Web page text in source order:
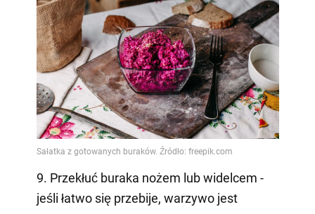
9. Przekłuć buraka nożem lub widelcem -
jeśli łatwo się przebije, warzywo jest